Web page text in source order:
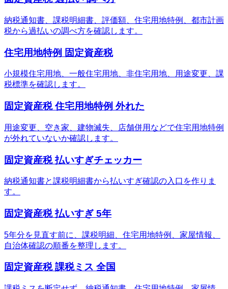
納税通知書、課税明細書、評価額、住宅用地特例、都市計画
税から過払いの調べ方を確認します。
住宅用地特例 固定資産税
小規模住宅用地、一般住宅用地、非住宅用地、用途変更、課
税標準を確認します。
固定資産税 住宅用地特例 外れた
用途変更、空き家、建物滅失、店舗併用などで住宅用地特例
が外れていないか確認します。
固定資産税 払いすぎチェッカー
納税通知書と課税明細書から払いすぎ確認の入口を作りま
す。
固定資産税 払いすぎ 5年
5年分を見直す前に、課税明細、住宅用地特例、家屋情報、
自治体確認の順番を整理します。
固定資産税 課税ミス 全国